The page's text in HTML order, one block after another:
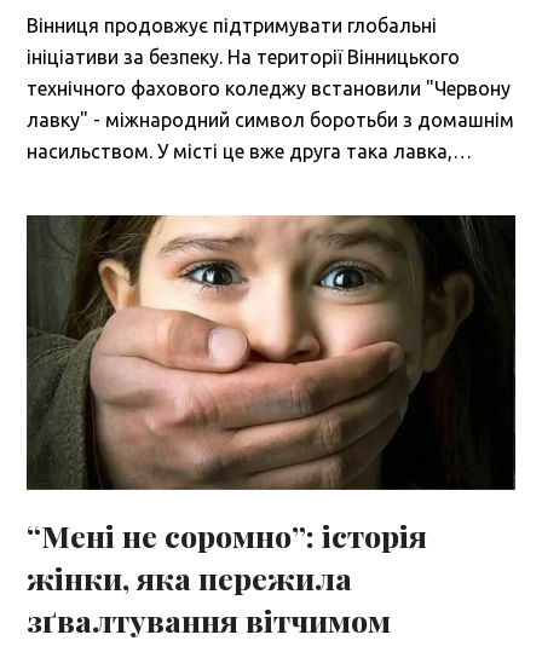
Вінниця продовжує підтримувати глобальні
ініціативи за безпеку. На території Вінницького
технічного фахового коледжу встановили "Червону
лавку" - міжнародний символ боротьби з домашнім
насильством. У місті це вже друга така лавка,…
“Мені не соромно”: історія
жінки, яка пережила
зґвалтування вітчимом